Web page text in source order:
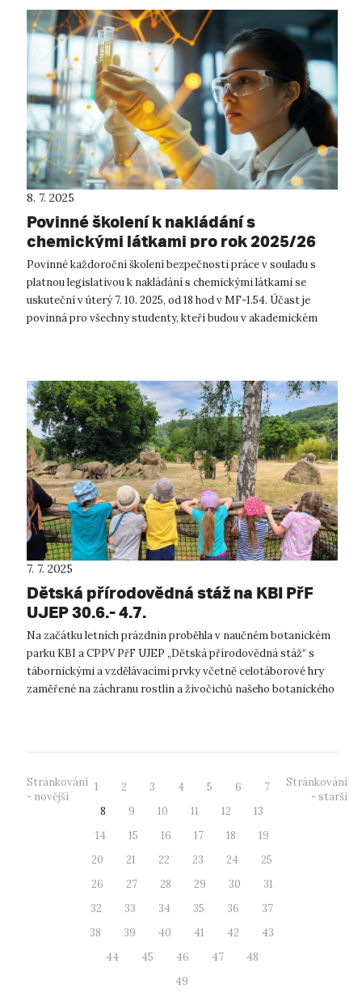
8. 7. 2025
Povinné školení k nakládání s
chemickými látkami pro rok 2025/26
Povinné každoroční školení bezpečnosti práce v souladu s
platnou legislativou k nakládání s chemickými látkami se
uskuteční v úterý 7. 10. 2025, od 18 hod v MF-1.54. Účast je
povinná pro všechny studenty, kteří budou v akademickém
7. 7. 2025
Dětská přírodovědná stáž na KBI PřF
UJEP 30.6.- 4.7.
Na začátku letních prázdnin proběhla v naučném botanickém
parku KBI a CPPV PřF UJEP „Dětská přírodovědná stáž“ s
tábornickými a vzdělávacími prvky včetně celotáborové hry
zaměřené na záchranu rostlin a živočichů našeho botanického
Stránkování
- novější
1 2 3 4 5 6
7
8
9 10 11 12
13
14
15 16 17 18
19
20
21 22 23 24
25
26
27 28 29 30
31
32
33 34 35 36
37
38
39 40 41 42
43
44
45 46 47
48
49
Stránkování
- starší